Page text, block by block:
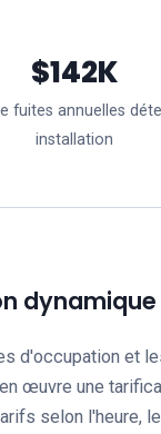
$142K
fuites annuelles
installation
d'occupation et
œuvre une
selon l'heure,